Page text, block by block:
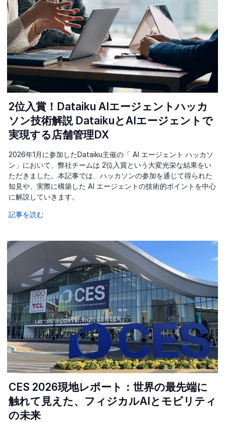
2位入賞！Dataiku AIエージェントハッカ
ソン技術解説 DataikuとAIエージェントで
実現する店舗管理DX
2026年1月に参加したDataiku主催の「 AI エージェント ハッカソ
ン」において、弊社チームは 2位入賞という大変光栄な結果をい
ただきました。本記事では、ハッカソンの参加を通じて得られた
知見や、実際に構築した AI エージェントの技術的ポイントを中心
に解説していきます。
記事を読む
CES 2026現地レポート：世界の最先端に
触れて見えた、フィジカルAIとモビリティ
の未来